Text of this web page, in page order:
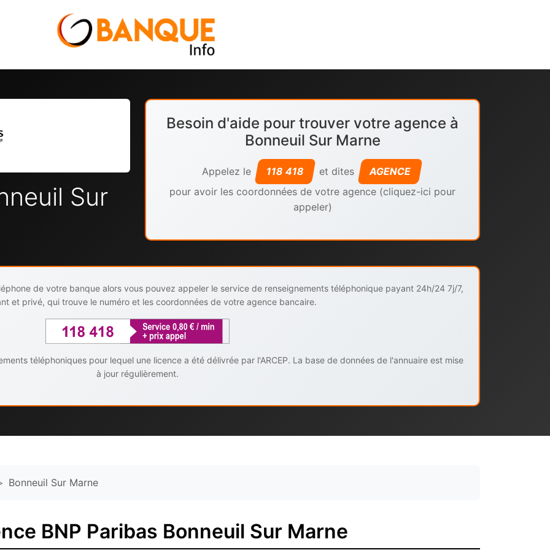
Sur
Besoin d'aide pour trouver votre agence à
Bonneuil Sur Marne
Appelez le 118 418 et dites
AGENCE
pour avoir les coordonnées de votre agence (cliquez-ici pour
appeler)
de votre banque alors vous pouvez appeler le service de renseignements téléphonique payant 24h/24 7j/7,
et privé, qui trouve le numéro et les coordonnées de votre agence bancaire.
téléphoniques pour lequel une licence a été délivrée par l'ARCEP. La base de données de l'annuaire est mise
à jour régulièrement.
Bonneuil Sur Marne
BNP Paribas Bonneuil Sur Marne